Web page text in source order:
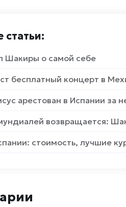
Шакиры о самой себе
бесплатный концерт в
арестован в Испании за
возвращается:
стоимость, лучшие